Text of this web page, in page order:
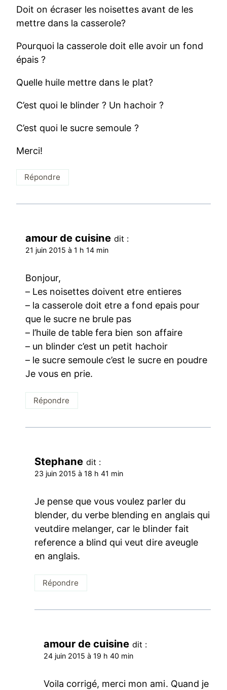
Doit on écraser les noisettes avant de les
mettre dans la casserole?
Pourquoi la casserole doit elle avoir un fond
épais ?
Quelle huile mettre dans le plat?
C’est quoi le blinder ? Un hachoir ?
C’est quoi le sucre semoule ?
Merci!
Répondre
amour de cuisine dit :
21 juin 2015 à 1 h 14 min
Bonjour,
– Les noisettes doivent etre entieres
– la casserole doit etre a fond epais pour
que le sucre ne brule pas
– l’huile de table fera bien son affaire
– un blinder c’est un petit hachoir
– le sucre semoule c’est le sucre en poudre
Je vous en prie.
Répondre
Stephane dit :
23 juin 2015 à 18 h 41 min
Je pense que vous voulez parler du
blender, du verbe blending en anglais qui
veutdire melanger, car le blinder fait
reference a blind qui veut dire aveugle
en anglais.
Répondre
amour de cuisine dit :
24 juin 2015 à 19 h 40 min
Voila corrigé, merci mon ami. Quand je